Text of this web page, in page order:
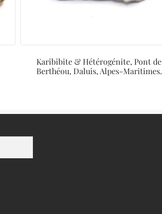
Karibibite & Hétérogénite, Pont de
Berthéou, Daluis, Alpes-Maritimes.